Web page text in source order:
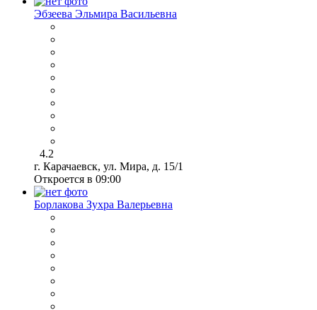
Эбзеева Эльмира Васильевна
4.2
г. Карачаевск, ул. Мира, д. 15/1
Откроется в 09:00
Борлакова Зухра Валерьевна